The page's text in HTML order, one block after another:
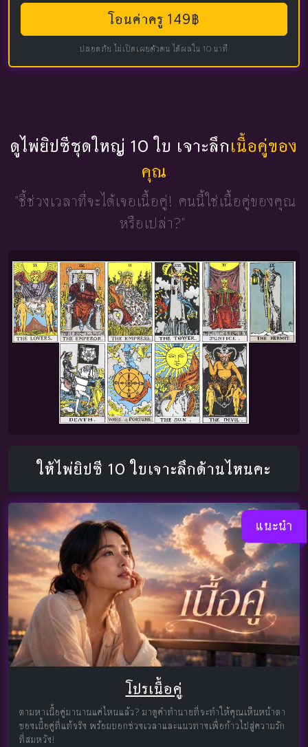
โอนค่าครู 149฿
ปลอดภัย ไม่เปิดเผยตัวตน ได้ผลใน 10 นาที
ดูไพ่ยิปซีชุดใหญ่ 10 ใบ เจาะลึกเนื้อคู่ของ
คุณ
"ชี้ช่วงเวลาที่จะได้เจอเนื้อคู่! คนนี้ใช่เนื้อคู่ของคุณ
หรือเปล่า?"
ให้ไพ่ยิปซี 10 ใบเจาะลึกด้านไหนคะ
แนะนำ
โปรเนื้อคู่
ตามหาเนื้อคู่มานานแค่ไหนแล้ว? มาดูคำทำนายที่จะทำให้คุณเห็นหน้าตา
ของเนื้อคู่ที่แท้จริง พร้อมบอกช่วงเวลาและแนวทางเพื่อก้าวไปสู่ความรัก
ที่สมหวัง!